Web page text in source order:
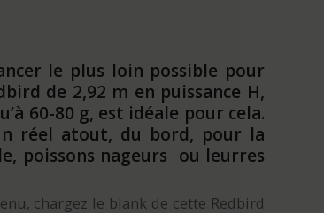
le plus loin possible pour
de 2,92 m en puissance H,
60-80 g, est idéale pour cela.
réel atout, du bord, pour la
poissons nageurs ou leurres
chargez le blank de cette Redbird